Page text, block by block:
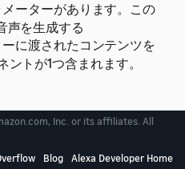
ーターがあります。この
声を生成する
に渡されたコンテンツを
ントが1つ含まれます。
Inc. or its affiliates. All
Blog Alexa Developer Home